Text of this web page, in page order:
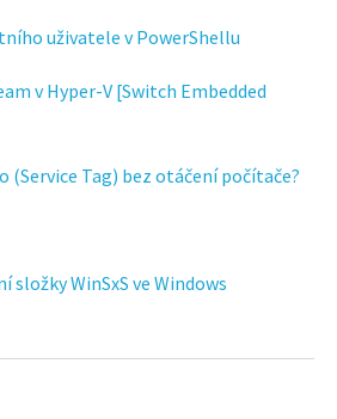
uživatele v PowerShellu
v Hyper-V [Switch Embedded
(Service Tag) bez otáčení počítače?
složky WinSxS ve Windows